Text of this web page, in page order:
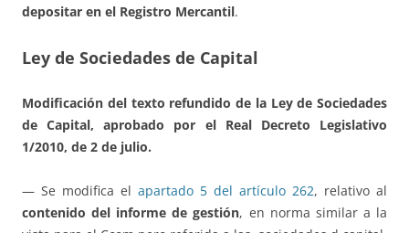
depositar en el Registro Mercantil.
Ley de Sociedades de Capital
Modificación del texto refundido de la Ley de Sociedades
de Capital, aprobado por el Real Decreto Legislativo
1/2010, de 2 de julio.
— Se modifica el apartado 5 del artículo 262, relativo al
contenido del informe de gestión, en norma similar a la